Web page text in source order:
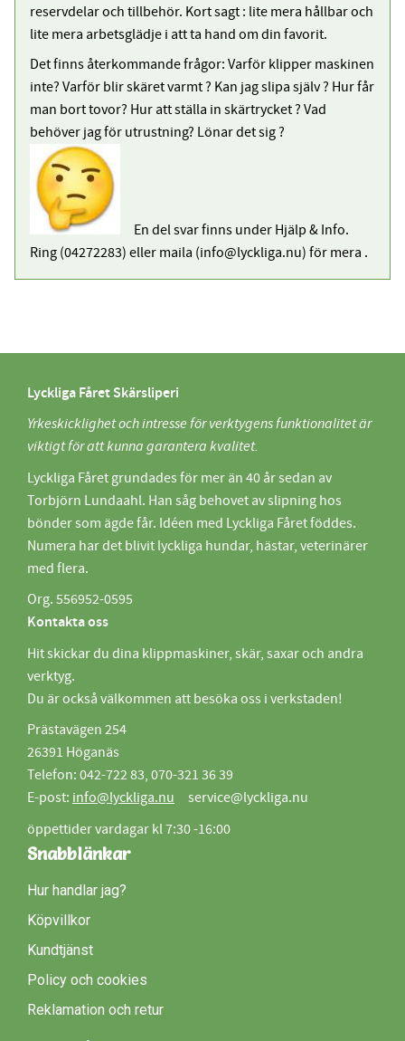
reservdelar och tillbehör. Kort sagt : lite mera hållbar och
lite mera arbetsglädje i att ta hand om din favorit.
Det finns återkommande frågor: Varför klipper maskinen
inte? Varför blir skäret varmt ? Kan jag slipa själv ? Hur får
man bort tovor? Hur att ställa in skärtrycket ? Vad
behöver jag för utrustning? Lönar det sig ?
En del svar finns under Hjälp & Info.
Ring (04272283) eller maila (info@lyckliga.nu) för mera .
Lyckliga Fåret Skärsliperi
Yrkeskicklighet och intresse för verktygens funktionalitet är
viktigt för att kunna garantera kvalitet.
Lyckliga Fåret grundades för mer än 40 år sedan av
Torbjörn Lundaahl. Han såg behovet av slipning hos
bönder som ägde får. Idéen med Lyckliga Fåret föddes.
Numera har det blivit lyckliga hundar, hästar, veterinärer
med flera.
Org. 556952-0595
Kontakta oss
Hit skickar du dina klippmaskiner, skär, saxar och andra
verktyg.
Du är också välkommen att besöka oss i verkstaden!
Prästavägen 254
26391 Höganäs
Telefon: 042-722 83, 070-321 36 39
E-post: info@lyckliga.nu service@lyckliga.nu
öppettider vardagar kl 7:30 -16:00
Snabblänkar
Hur handlar jag?
Köpvillkor
Kundtjänst
Policy och cookies
Reklamation och retur